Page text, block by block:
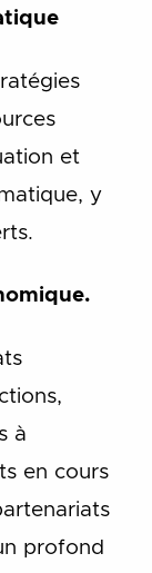
et
y
à
en cours
profond